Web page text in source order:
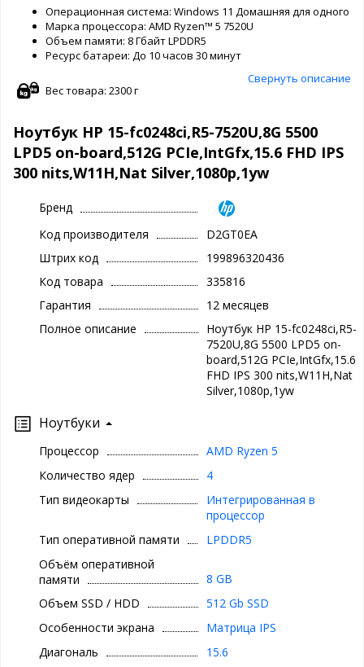
Операционная система: Windows 11 Домашняя для одного
Марка процессора: AMD Ryzen™ 5 7520U
Объем памяти: 8 Гбайт LPDDR5
Ресурс батареи: До 10 часов 30 минут
Свернуть описание
Вес товара: 2300 г
Ноутбук HP 15-fc0248ci,R5-7520U,8G 5500
LPD5 on-board,512G PCIe,IntGfx,15.6 FHD IPS
300 nits,W11H,Nat Silver,1080p,1yw
Бренд
Код производителя
D2GT0EA
Штрих код
199896320436
Код товара
335816
Гарантия
12 месяцев
Полное описание
Ноутбук HP 15-fc0248ci,R5-
7520U,8G 5500 LPD5 on-
board,512G PCIe,IntGfx,15.6
FHD IPS 300 nits,W11H,Nat
Silver,1080p,1yw
Ноутбуки
Процессор
AMD Ryzen 5
Количество ядер
4
Тип видеокарты
Интегрированная в
процессор
Тип оперативной памяти
LPDDR5
Объём оперативной
памяти
8 GB
Объем SSD / HDD
512 Gb SSD
Особенности экрана
Матрица IPS
Диагональ
15.6